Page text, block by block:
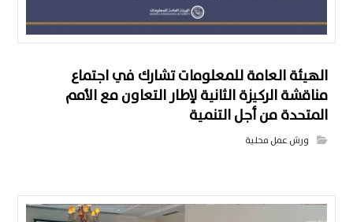
الهيئة العامة للمعلومات تشارك في اجتماع
مناقشة الركيزة الثانية لإطار التعاون مع الأمم
المتحدة من أجل التنمية
ورش عمل محلية